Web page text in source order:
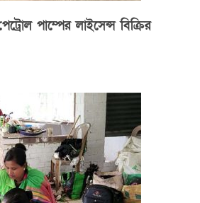
পাম্পের লাইসেন্স বিক্রির